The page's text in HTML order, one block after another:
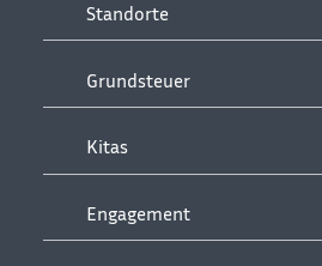
Standorte
Grundsteuer
Kitas
Engagement